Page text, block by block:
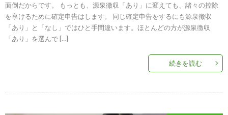
面倒だからです。 もっとも、源泉徴収「あり」に変えても、諸々の控除
を享けるために確定申告はします。 同じ確定申告をするにも源泉徴収
「あり」と「なし」ではひと手間違います。ほとんどの方が源泉徴収
「あり」を選んで […]
続きを読む